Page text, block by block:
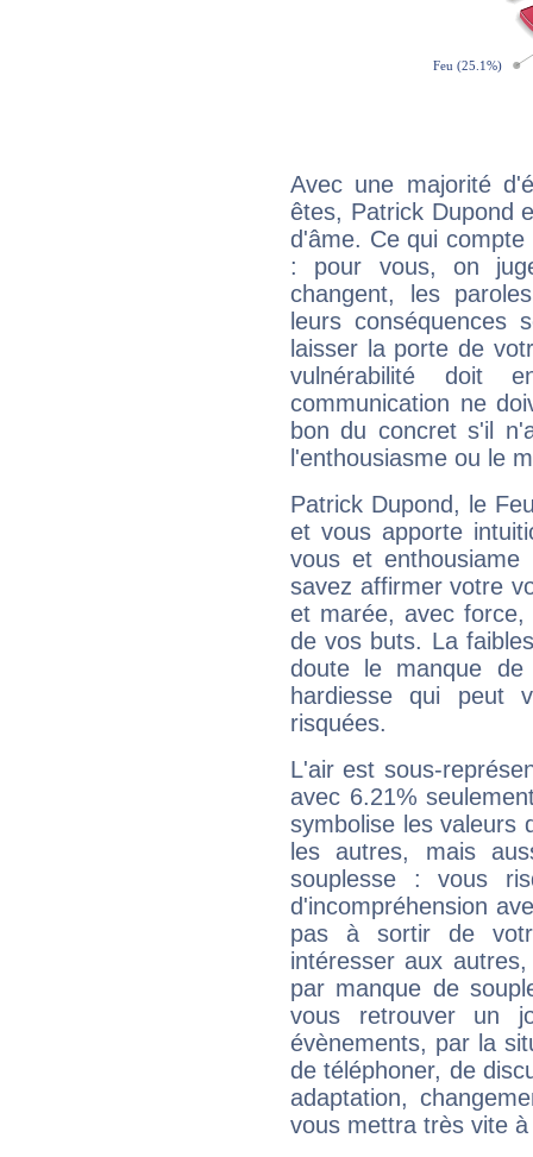
Avec une majorité
êtes, Patrick Dupond
d'âme. Ce qui
: pour vous, on
changent, les
leurs conséquences
laisser la porte de
vulnérabilité doit
communication ne
bon du concret s'il
l'enthousiasme ou le
Patrick Dupond, le
et vous apporte
vous et
savez affirmer votre
et marée, avec
de vos buts. La
doute le manque
hardiesse qui peut
risquées.
L'air est sous-
avec 6.21%
symbolise les valeurs
les autres, mais
souplesse : vous
d'incompréhension
pas à sortir de
intéresser aux
par manque de
vous retrouver un
évènements, par la
de téléphoner, de
adaptation,
vous mettra très vite